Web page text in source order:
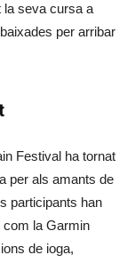
la seva cursa a
per arribar
Festival ha tornat
per als amants de
participants han
com la Garmin
de ioga,